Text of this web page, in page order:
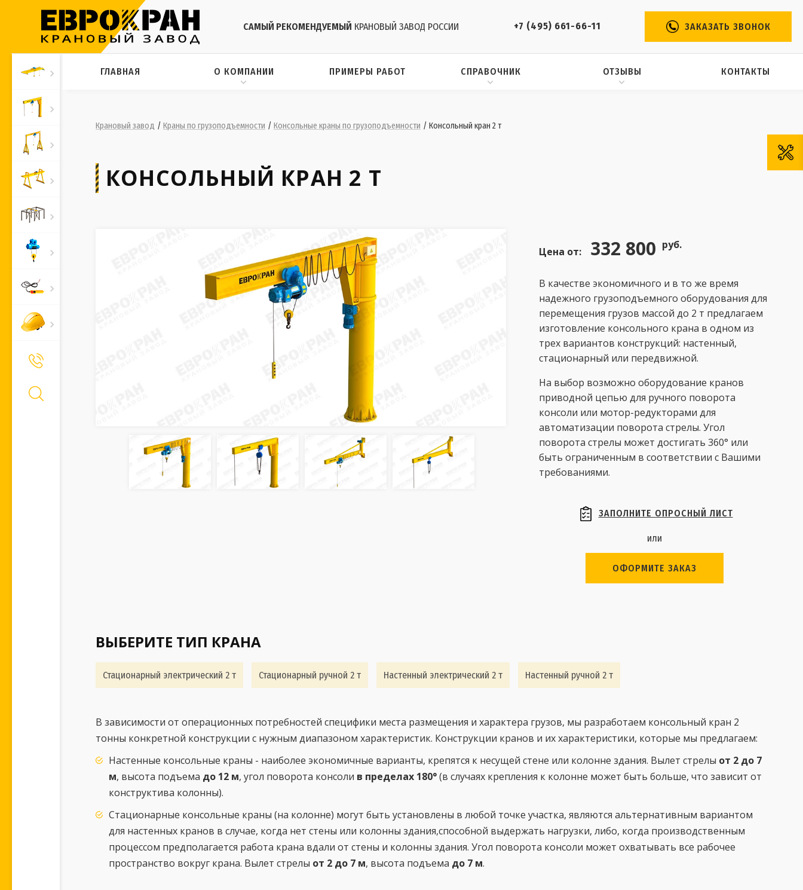
САМЫЙ РЕКОМЕНДУЕМЫЙ КРАНОВЫЙ ЗАВОД РОССИИ +7 (495) 661-66-11 ЗАКАЗАТЬ ЗВОНОК
ГЛАВНАЯ О КОМПАНИИ ПРИМЕРЫ РАБОТ СПРАВОЧНИК ОТЗЫВЫ КОНТАКТЫ
Крановый завод / Краны по грузоподъемности / Консольные краны по грузоподъемности / Консольный кран 2 т
КОНСОЛЬНЫЙ КРАН 2 Т
Цена от: 332 800 руб.
В качестве экономичного и в то же время
надежного грузоподъемного оборудования для
перемещения грузов массой до 2 т предлагаем
изготовление консольного крана в одном из
трех вариантов конструкций: настенный,
стационарный или передвижной.
На выбор возможно оборудование кранов
приводной цепью для ручного поворота
консоли или мотор-редукторами для
автоматизации поворота стрелы. Угол
поворота стрелы может достигать 360° или
быть ограниченным в соответствии с Вашими
требованиями.
ЗАПОЛНИТЕ ОПРОСНЫЙ ЛИСТ
или
ОФОРМИТЕ ЗАКАЗ
ВЫБЕРИТЕ ТИП КРАНА
Стационарный электрический 2 т Стационарный ручной 2 т Настенный электрический 2 т Настенный ручной 2 т
В зависимости от операционных потребностей специфики места размещения и характера грузов, мы разработаем консольный кран 2
тонны конкретной конструкции с нужным диапазоном характеристик. Конструкции кранов и их характеристики, которые мы предлагаем:
Настенные консольные краны - наиболее экономичные варианты, крепятся к несущей стене или колонне здания. Вылет стрелы от 2 до 7
м, высота подъема до 12 м, угол поворота консоли в пределах 180°(в случаях крепления к колонне может быть больше, что зависит от
конструктива колонны).
Стационарные консольные краны (на колонне) могут быть установлены в любой точке участка, являются альтернативным вариантом
для настенных кранов в случае, когда нет стены или колонны здания,способной выдержать нагрузки, либо, когда производственным
процессом предполагается работа крана вдали от стены и колонны здания. Угол поворота консоли может охватывать все рабочее
пространство вокруг крана. Вылет стрелы от 2 до 7 м, высота подъема до 7 м.